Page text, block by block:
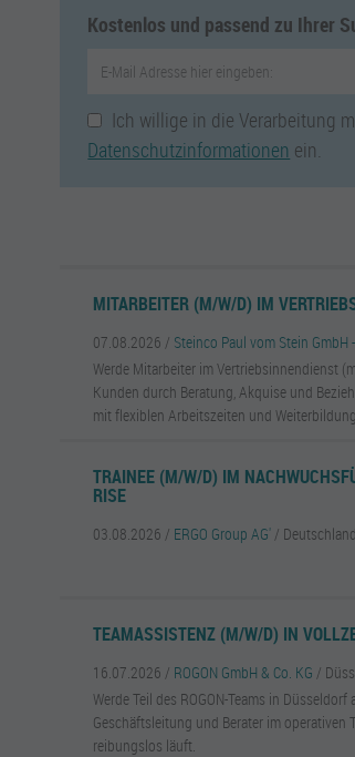
Kostenlos und passend zu Ihrer
Ich willige in die Verarbeitung
Datenschutzinformationen ein.
MITARBEITER (M/W/D) IM
07.08.2026 / Steinco Paul vom Stein GmbH
Werde Mitarbeiter im Vertriebsinnendienst
Kunden durch Beratung, Akquise und
mit flexiblen Arbeitszeiten und
TRAINEE (M/W/D) IM
RISE
03.08.2026 / ERGO Group AG' / Deutschland
TEAMASSISTENZ (M/W/D) IN
16.07.2026 / ROGON GmbH & Co. KG /
Werde Teil des ROGON-Teams in
Geschäftsleitung und Berater im operativen
reibungslos läuft.